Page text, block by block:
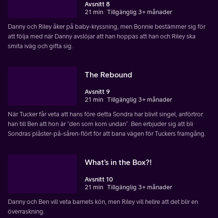
Avsnitt 8
21 min Tillgänglig 3+ månader
Danny och Riley åker på baby-kryssning, men Bonnie bestämmer sig för
att följa med när Danny avslöjar att han hoppas att han och Riley ska
smita iväg och gifta sig.
The Rebound
Avsnitt 9
21 min Tillgänglig 3+ månader
När Tucker får veta att hans före detta Sondra har blivit singel, anförtror
han till Ben att hon är “den som kom undan”. Ben erbjuder sig att bli
Sondras plåster-på-såren-flört för att bana vägen för Tuckers framgång.
What’s in the Box?!
Avsnitt 10
21 min Tillgänglig 3+ månader
Danny och Ben vill veta barnets kön, men Riley vill hellre att det blir en
överraskning.